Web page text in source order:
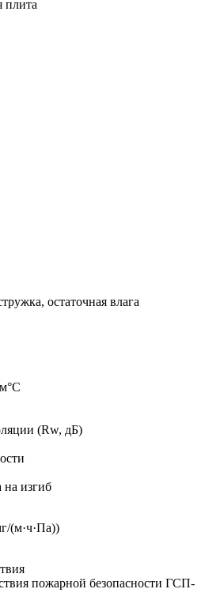
плита
остаточная влага
(Rw, дБ)
на изгиб
(м·ч·Па))